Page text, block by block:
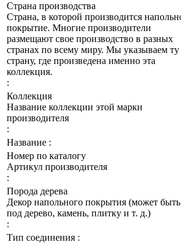
Страна производства
Страна, в которой производится
покрытие. Многие производители
размещают свое производство в разных
странах по всему миру. Мы указываем ту
страну, где произведена именно эта
коллекция.
:
Коллекция
Название коллекции этой марки
производителя
:
Название :
Номер по каталогу
Артикул производителя
:
Порода дерева
Декор напольного покрытия (может быть
под дерево, камень, плитку и т. д.)
:
Тип соединения :